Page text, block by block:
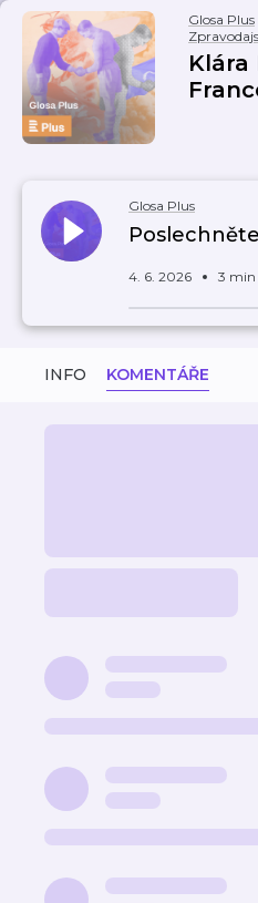
Glosa Plus
Klára
Glosa Plus
4. 6. 2026 3 min
INFO KOMENTÁŘE